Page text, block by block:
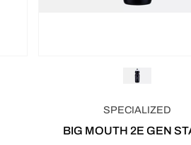
SPECIALIZED
BIG MOUTH 2E GEN